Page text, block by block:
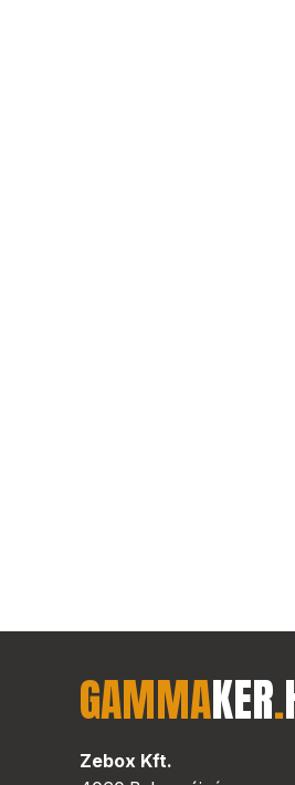
GAMMAKER.
Zebox Kft.